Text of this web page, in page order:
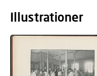
Illustrationer